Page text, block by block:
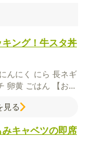
ング！牛スタ丼
にんにく にら 長ネギ
卵黄 ごはん
【お好
（水（鶏ガラスープ
見る
キャベツの即席